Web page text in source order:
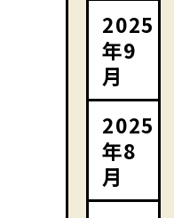
2025
年9
月
2025
年8
月